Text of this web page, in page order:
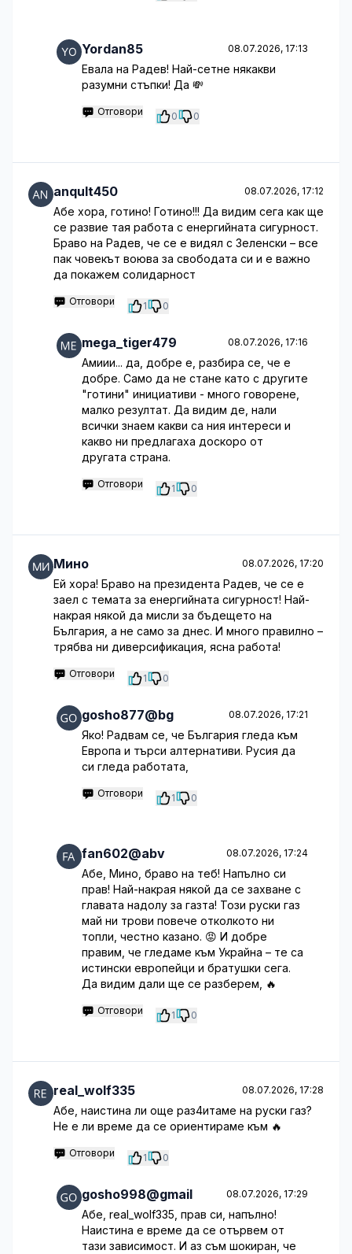
Yordan85 08.07.2026, 17:13
Евала на Радев! Най-сетне някакви
разумни стъпки! Да 💸
Отговори 0 0
anqult450 08.07.2026, 17:12
Абе хора, готино! Готино!!! Да видим сега как ще
се развие тая работа с енергийната сигурност.
Браво на Радев, че се е видял с Зеленски – все
пак човекът воюва за свободата си и е важно
да покажем солидарност
Отговори 1 0
mega_tiger479 08.07.2026, 17:16
Амиии... да, добре е, разбира се, че е
добре. Само да не стане като с другите
"готини" инициативи - много говорене,
малко резултат. Да видим де, нали
всички знаем какви са ния интереси и
какво ни предлагаха доскоро от
другата страна.
Отговори 1 0
Мино 08.07.2026, 17:20
Ей хора! Браво на президента Радев, че се е
заел с темата за енергийната сигурност! Най-
накрая някой да мисли за бъдещето на
България, а не само за днес. И много правилно –
трябва ни диверсификация, ясна работа!
Отговори 1 0
gosho877@bg 08.07.2026, 17:21
Яко! Радвам се, че България гледа към
Европа и търси алтернативи. Русия да
си гледа работата,
Отговори 1 0
fan602@abv 08.07.2026, 17:24
Абе, Мино, браво на теб! Напълно си
прав! Най-накрая някой да се захване с
главата надолу за газта! Този руски газ
май ни трови повече отколкото ни
топли, честно казано. 😡 И добре
правим, че гледаме към Украйна – те са
истински европейци и братушки сега.
Да видим дали ще се разберем, 🔥
Отговори 1 0
real_wolf335 08.07.2026, 17:28
Абе, наистина ли още раз4итаме на руски газ?
Не е ли време да се ориентираме към 🔥
Отговори 1 0
gosho998@gmail 08.07.2026, 17:29
Абе, real_wolf335, прав си, напълно!
Наистина е време да се отървем от
тази зависимост. И аз съм шокиран, че